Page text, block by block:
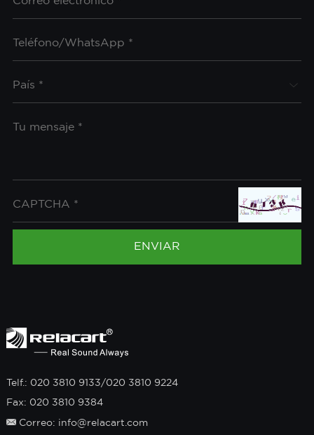
Telf.: 020 3810 9133/020 3810 9224
Fax: 020 3810 9384
Correo: info@relacart.com